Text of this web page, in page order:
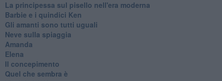
La principessa sul pisello nell'era moderna
Barbie e i quindici Ken
Gli amanti sono tutti uguali
Neve sulla spiaggia
Amanda
Elena
Il concepimento
Quel che sembra è